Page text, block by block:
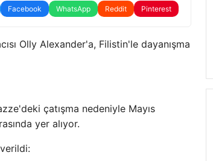
Facebook WhatsApp Reddit Pinterest
Olly Alexander'a, Filistin'le dayanışma
çatışma nedeniyle Mayıs
yer alıyor.